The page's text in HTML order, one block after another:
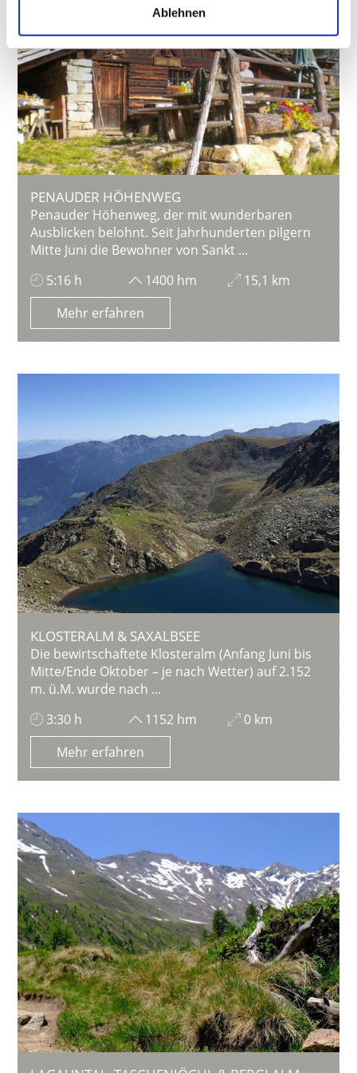
Ablehnen
PENAUDER HÖHENWEG
Penauder Höhenweg, der mit wunderbaren
Ausblicken belohnt. Seit Jahrhunderten pilgern
Mitte Juni die Bewohner von Sankt ...
5:16 h
1400 hm
15,1 km
Mehr erfahren
KLOSTERALM & SAXALBSEE
Die bewirtschaftete Klosteralm (Anfang Juni bis
Mitte/Ende Oktober – je nach Wetter) auf 2.152
m. ü.M. wurde nach ...
3:30 h
1152 hm
0 km
Mehr erfahren